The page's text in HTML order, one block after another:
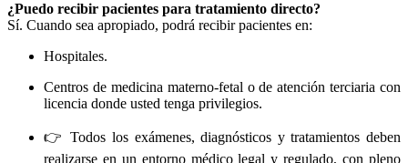
¿Puedo recibir pacientes para tratamiento directo?
Sí. Cuando sea apropiado, podrá recibir pacientes en:
Hospitales.
Centros de medicina materno-fetal o de atención terciaria con
licencia donde usted tenga privilegios.
👉 Todos los exámenes, diagnósticos y tratamientos deben
realizarse en un entorno médico legal y regulado, con pleno